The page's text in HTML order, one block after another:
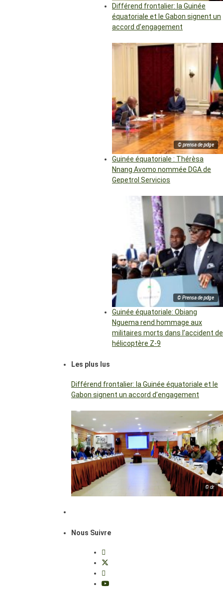
Différend frontalier: la Guinée
équatoriale et le Gabon signent un
accord d’engagement
© prensa de pdge
Guinée équatoriale : Thérèsa
Nnang Avomo nommée DGA de
Gepetrol Servicios
© Prensa de pdge
Guinée équatoriale: Obiang
Nguema rend hommage aux
militaires morts dans l’accident de
hélicoptère Z-9
Les plus lus
Différend frontalier: la Guinée équatoriale et le
Gabon signent un accord d’engagement
© dr
Nous Suivre